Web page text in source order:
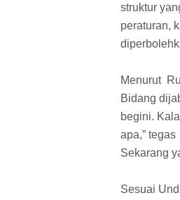
struktur
peraturan,
Menurut
Bidang
begini.
apa,” tegas
Sekarang
Sesuai